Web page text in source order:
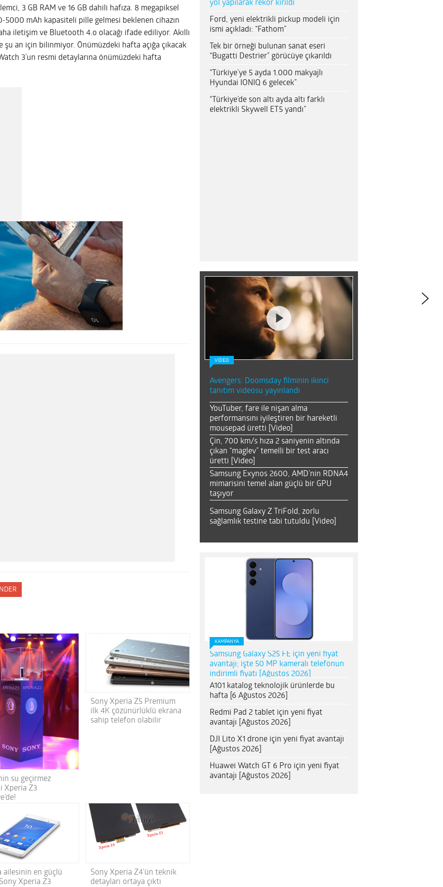
3 GB RAM ve 16 GB dahili hafıza. 8 megapiksel
5000 mAh kapasiteli pille gelmesi beklenen cihazın
iletişim ve Bluetooth 4.o olacağı ifade ediliyor. Akıllı
şu an için bilinmiyor. Önümüzdeki hafta açığa çıkacak
3’un resmi detaylarına önümüzdeki hafta
su geçirmez
Xperia Z3
Sony Xperia Z5 Premium
ilk 4K çözünürlüklü ekrana
sahip telefon olabilir
ailesinin en güçlü
Xperia Z3
Sony Xperia Z4’ün teknik
detayları ortaya çıktı
yol yapılarak rekor kırıldı
Ford, yeni elektrikli pickup modeli için
ismi açıkladı: “Fathom”
Tek bir örneği bulunan sanat eseri
“Bugatti Destrier” görücüye çıkarıldı
“Türkiye’ye 5 ayda 1.000 makyajlı
Hyundai IONIQ 6 gelecek”
“Türkiye’de son altı ayda altı farklı
elektrikli Skywell ET5 yandı”
VİDEO
Avengers: Doomsday filminin ikinci
tanıtım videosu yayınlandı
YouTuber, fare ile nişan alma
performansını iyileştiren bir hareketli
mousepad üretti [Video]
Çin, 700 km/s hıza 2 saniyenin altında
çıkan “maglev” temelli bir test aracı
üretti [Video]
Samsung Exynos 2600, AMD’nin RDNA4
mimarisini temel alan güçlü bir GPU
taşıyor
Samsung Galaxy Z TriFold, zorlu
sağlamlık testine tabi tutuldu [Video]
KAMPANYA
Samsung Galaxy S25 FE için yeni fiyat
avantajı; işte 50 MP kameralı telefonun
indirimli fiyatı [Ağustos 2026]
A101 katalog teknolojik ürünlerde bu
hafta [6 Ağustos 2026]
Redmi Pad 2 tablet için yeni fiyat
avantajı [Ağustos 2026]
DJI Lito X1 drone için yeni fiyat avantajı
[Ağustos 2026]
Huawei Watch GT 6 Pro için yeni fiyat
avantajı [Ağustos 2026]